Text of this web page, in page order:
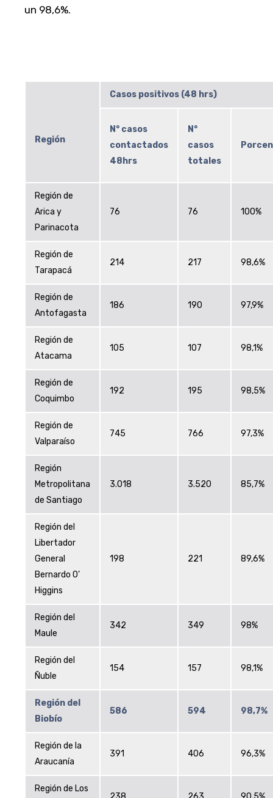
un 98,6%.
Región
Casos positivos (48 hrs)
N° casos
contactados
48hrs
N°
casos
totales
Región de
Arica y
Parinacota
76 76 100%
Región de
Tarapacá
214 217 98,6%
Región de
Antofagasta
186 190 97,9%
Región de
Atacama
105 107 98,1%
Región de
Coquimbo
192 195 98,5%
Región de
Valparaíso
745 766 97,3%
Región
Metropolitana
de Santiago
3.018 3.520 85,7%
Región del
Libertador
General
Bernardo O’
Higgins
198 221 89,6%
Región del
Maule
342 349 98%
Región del
Ñuble
154 157 98,1%
Región del
Biobío
586 594 98,7%
Región de la
Araucanía
391 406 96,3%
Región de Los